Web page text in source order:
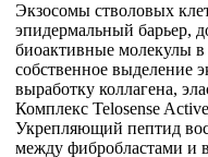
Экзосомы стволовых
эпидермальный барьер,
биоактивные молекулы
собственное выделение
выработку коллагена,
Комплекс Telosense
Укрепляющий пептид
между фибробластами и